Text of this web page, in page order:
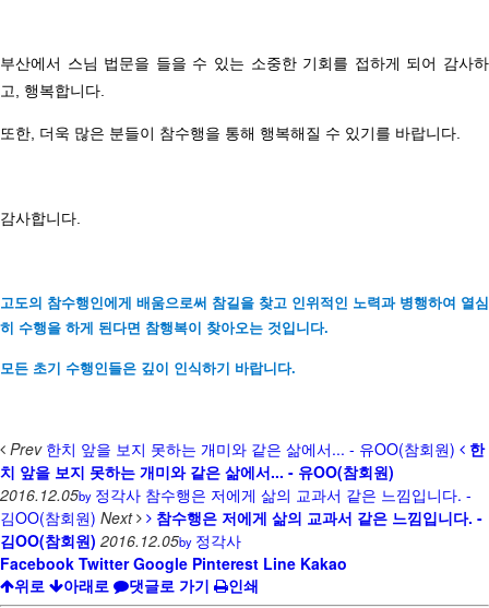
부산에서 스님 법문을 들을 수 있는 소중한 기회를 접하게 되어 감사하
고
행복합니다
또한 더욱 많은 분들이 참수행을 통해 행복해질 수 있기를 바랍니다
감사합니다
고도의 참수행인에게 배움으로써 참길을 찾고 인위적인 노력과 병행하여 열심
히 수행을 하게 된다면 참행복이 찾아오는 것입니다.
모든 초기 수행인들은 깊이 인식하기 바랍니다.
Prev한치 앞을 보지 못하는 개미와 같은 삶에서... - 유OO(참회원)
한
치 앞을 보지 못하는 개미와 같은 삶에서... - 유OO(참회원)
2016.12.05by 정각사 참수행은 저에게 삶의 교과서 같은 느낌입니다. -
김OO(참회원) Next
참수행은 저에게 삶의 교과서 같은 느낌입니다. -
김OO(참회원) 2016.12.05by 정각사
Facebook Twitter Google Pinterest Line Kakao
위로
아래로 댓글로 가기 인쇄